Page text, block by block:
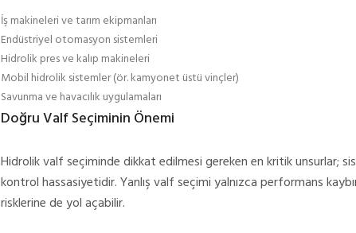
İş makineleri ve tarım ekipmanları
Endüstriyel otomasyon sistemleri
Hidrolik pres ve kalıp makineleri
Mobil hidrolik sistemler (ör. kamyonet üstü vinçler)
Savunma ve havacılık uygulamaları
Doğru Valf Seçiminin Önemi
Hidrolik valf seçiminde dikkat edilmesi gereken en kritik unsurlar;
kontrol hassasiyetidir. Yanlış valf seçimi yalnızca performans
risklerine de yol açabilir.